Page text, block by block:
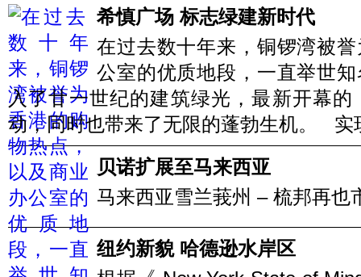
希慎广场 标志绿建新时代
在过去数十年来，铜锣湾被
公室的优质地段，一直举世
入了廿一世纪的建筑绿光，最新开幕
动，同时也带来了无限的蓬勃生机。 实
贝诺扩展至马来西亚
马来西亚雪兰莪州 – 梳邦再也
纽约新貌 哈德逊水岸区